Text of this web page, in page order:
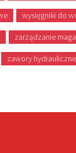
wysięgniki do
zarządzanie
zawory hydrauliczne